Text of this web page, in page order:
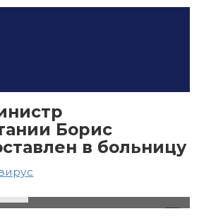
Борис
в больницу